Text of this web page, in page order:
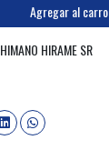
Agregar al carro
HIRAME SR